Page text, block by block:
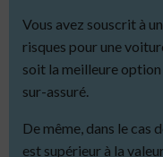
Vous avez souscrit à
risques pour une
soit la meilleure option
sur-assuré.
De même, dans le cas
est supérieur à la